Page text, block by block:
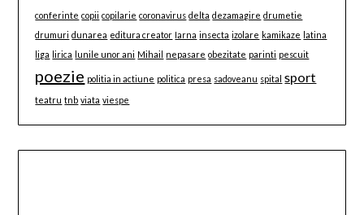
conferinte copii copilarie coronavirus delta dezamagire drumetie
drumuri dunarea editura creator Iarna insecta izolare kamikaze latina
liga lirica lunile unor ani Mihail nepasare obezitate parinti pescuit
poezie politia in actiune politica presa sadoveanu spital sport
teatru tnb viata viespe